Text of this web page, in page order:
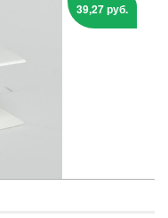
39,27 руб.